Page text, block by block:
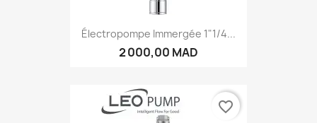
Électropompe Immergée 1"1/4...
2 000,00 MAD
favorite_border